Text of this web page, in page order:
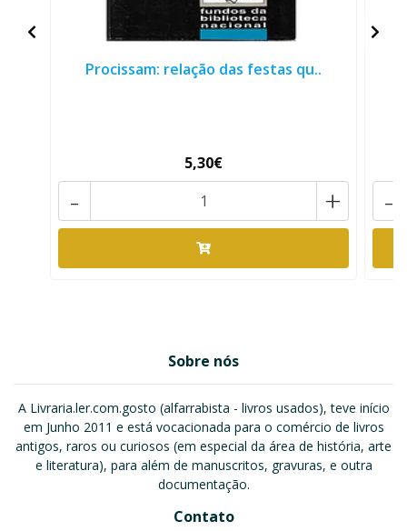
Procissam: relação das festas qu..
5,30€
+
- -
Sobre nós
A Livraria.ler.com.gosto (alfarrabista - livros usados), teve início
em Junho 2011 e está vocacionada para o comércio de livros
antigos, raros ou curiosos (em especial da área de história, arte
e literatura), para além de manuscritos, gravuras, e outra
documentação.
Contato